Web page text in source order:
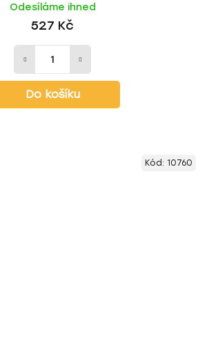
Odesíláme ihned
527 Kč
Do košíku
Kód: 10760